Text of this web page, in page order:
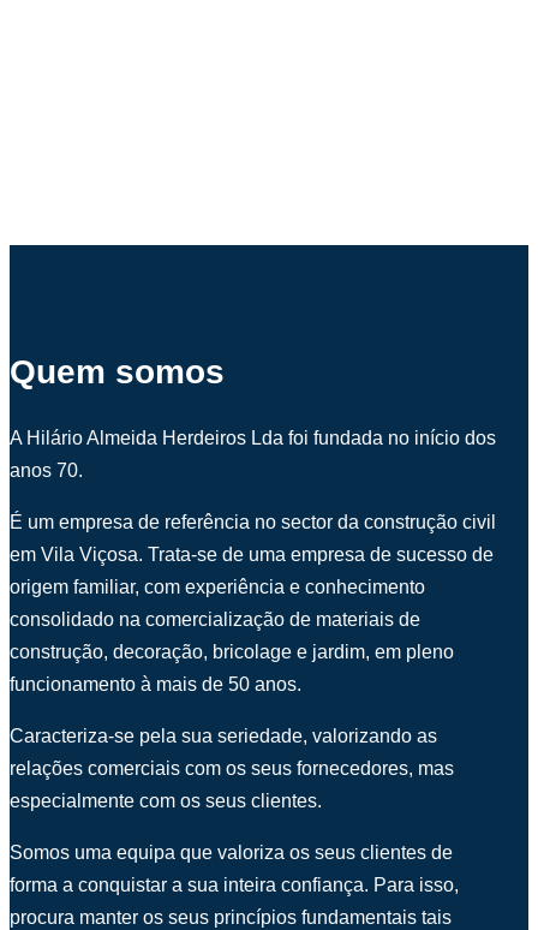
Quem somos
A Hilário Almeida Herdeiros Lda foi fundada no início dos
anos 70.
É um empresa de referência no sector da construção civil
em Vila Viçosa. Trata-se de uma empresa de sucesso de
origem familiar, com experiência e conhecimento
consolidado na comercialização de materiais de
construção, decoração, bricolage e jardim, em pleno
funcionamento à mais de 50 anos.
Caracteriza-se pela sua seriedade, valorizando as
relações comerciais com os seus fornecedores, mas
especialmente com os seus clientes.
Somos uma equipa que valoriza os seus clientes de
forma a conquistar a sua inteira confiança. Para isso,
procura manter os seus princípios fundamentais tais